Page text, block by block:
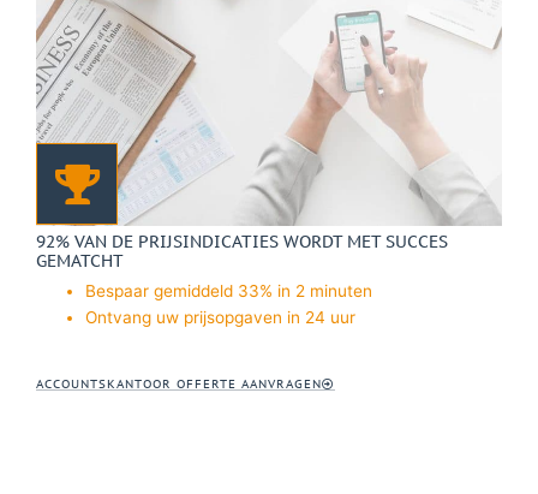
92% VAN DE PRIJSINDICATIES WORDT MET SUCCES
GEMATCHT
Bespaar gemiddeld 33% in 2 minuten
Ontvang uw prijsopgaven in 24 uur
ACCOUNTSKANTOOR OFFERTE AANVRAGEN